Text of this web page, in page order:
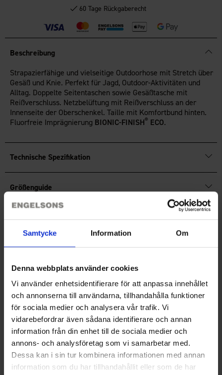
Samtycke Information Om
Denna webbplats använder cookies
Vi använder enhetsidentifierare för att anpassa innehållet
och annonserna till användarna, tillhandahålla funktioner
för sociala medier och analysera vår trafik. Vi
vidarebefordrar även sådana identifierare och annan
information från din enhet till de sociala medier och
annons- och analysföretag som vi samarbetar med.
Dessa kan i sin tur kombinera informationen med annan
information som du har tillhandahållit eller som de har
60 Tage Rückgaberecht
Beschreibung
Strapazierfähige und vielseitige Outdoorhose mit Stretch über
Gesäß und Knie. Perfekt für Jagd, Outdoor-Aktivitäten und
Alltag. Doppelte Seitentaschen sowie Gesäßtasche mit
Reißverschluss. Netzbelüftung mit Reißverschluss an der
Innenseite der Oberschenkel. Taille mit Komfortbund hinten.
Fluorfreie Imprägnierung BIONIC-FINISH® ECO.
Technische Spezifikation
Größenguide
Bewertungen
Sie benötigen vielleicht auch